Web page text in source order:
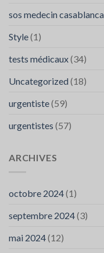
sos medecin casablanca
Style(1)
tests médicaux(34)
Uncategorized (18)
urgentiste(59)
urgentistes (57)
ARCHIVES
octobre 2024(1)
septembre 2024(3)
mai 2024(12)